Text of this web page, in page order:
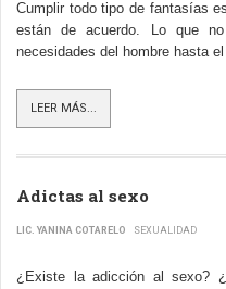
Cumplir todo tipo de fantasías
están de acuerdo. Lo que
necesidades del hombre hasta
LEER MÁS...
Adictas al sexo
LIC. YANINA COTARELO SEXUALIDAD
¿Existe la adicción al sexo?